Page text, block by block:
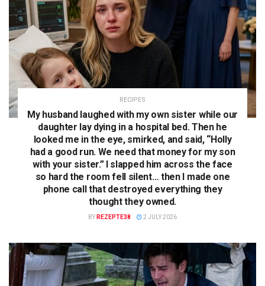
RECIPES
My husband laughed with my own sister while our
daughter lay dying in a hospital bed. Then he
looked me in the eye, smirked, and said, “Holly
had a good run. We need that money for my son
with your sister.” I slapped him across the face
so hard the room fell silent… then I made one
phone call that destroyed everything they
thought they owned.
BY REZEPTE38 2 JULY 2026